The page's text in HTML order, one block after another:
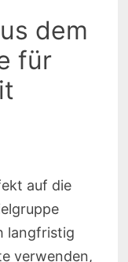
dem
für
auf die
langfristig
verwenden,